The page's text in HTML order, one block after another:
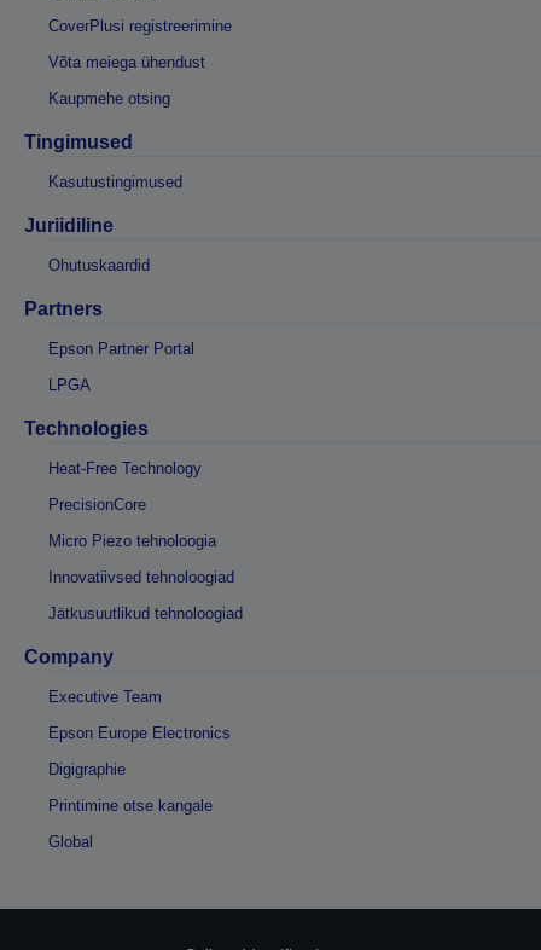
CoverPlusi registreerimine
Võta meiega ühendust
Kaupmehe otsing
Tingimused
Kasutustingimused
Juriidiline
Ohutuskaardid
Partners
Epson Partner Portal
LPGA
Technologies
Heat-Free Technology
PrecisionCore
Micro Piezo tehnoloogia
Innovatiivsed tehnoloogiad
Jätkusuutlikud tehnoloogiad
Company
Executive Team
Epson Europe Electronics
Digigraphie
Printimine otse kangale
Global